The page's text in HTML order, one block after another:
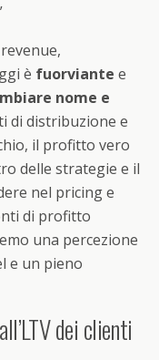
è fuorviante e
nome e
di distribuzione e
il profitto vero
delle strategie e il
nel pricing e
di profitto
una percezione
e un pieno
dei clienti